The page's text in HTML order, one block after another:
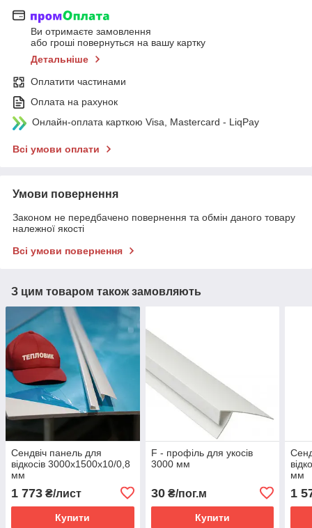
Ви отримаєте замовлення
або гроші повернуться на вашу картку
Детальніше
Оплатити частинами
Оплата на рахунок
Онлайн-оплата карткою Visa, Mastercard - LiqPay
Всі умови оплати
Умови повернення
Законом не передбачено повернення та обмін даного товару
належної якості
Всі умови повернення
З цим товаром також замовляють
Сендвіч панель для
відкосів 3000x1500х10/0,8
мм
1 773 ₴/лист
Купити
F - профіль для укосів
3000 мм
30₴/пог.м
Купити
мм
1